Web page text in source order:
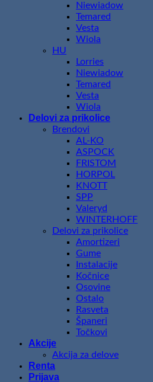
Niewiadow
Temared
Vesta
Wiola
HU
Lorries
Niewiadow
Temared
Vesta
Wiola
Delovi za prikolice
Brendovi
AL-KO
ASPOCK
FRISTOM
HORPOL
KNOTT
SPP
Valeryd
WINTERHOFF
Delovi za prikolice
Amortizeri
Gume
Instalacije
Kočnice
Osovine
Ostalo
Rasveta
Španeri
Točkovi
Akcije
Akcija za delove
Renta
Prijava